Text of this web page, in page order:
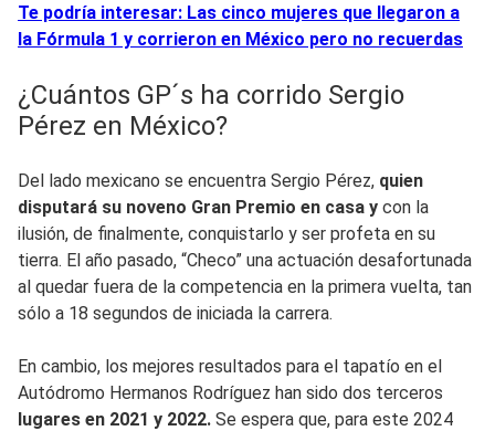
Te podría interesar: Las cinco mujeres que llegaron a
la Fórmula 1 y corrieron en México pero no recuerdas
¿Cuántos GP´s ha corrido Sergio
Pérez en México?
Del lado mexicano se encuentra Sergio Pérez, quien
disputará su noveno Gran Premio en casa y con la
ilusión, de finalmente, conquistarlo y ser profeta en su
tierra. El año pasado, “Checo” una actuación desafortunada
al quedar fuera de la competencia en la primera vuelta, tan
sólo a 18 segundos de iniciada la carrera.
En cambio, los mejores resultados para el tapatío en el
Autódromo Hermanos Rodríguez han sido dos terceros
lugares en 2021 y 2022. Se espera que, para este 2024